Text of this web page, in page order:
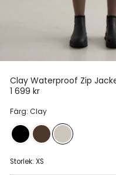
Clay Waterproof Zip
1 699 kr
Färg: Clay
Storlek: XS